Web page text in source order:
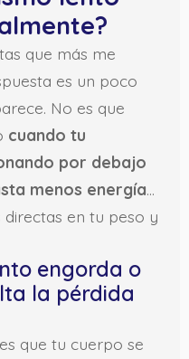
que más me
es un poco
No es que
cuando tu
por debajo
menos energía…
directas en tu peso y
engorda o
la pérdida
que tu cuerpo se